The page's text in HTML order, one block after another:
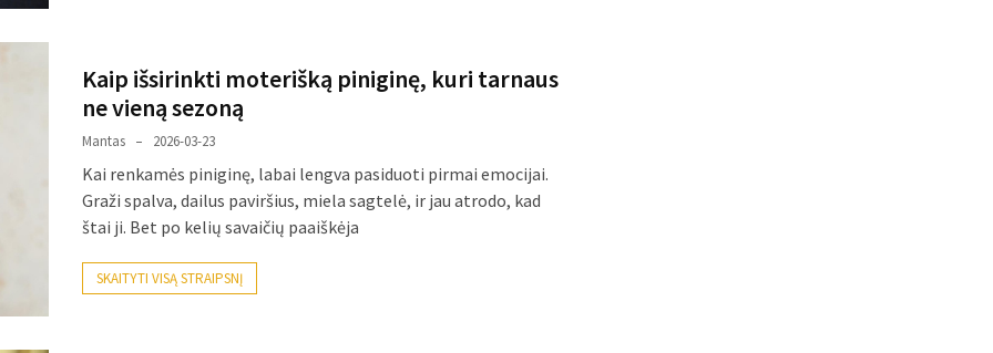
Kaip išsirinkti moterišką piniginę, kuri tarnaus
ne vieną sezoną
Mantas 2026-03-23
Kai renkamės piniginę, labai lengva pasiduoti pirmai emocijai.
Graži spalva, dailus paviršius, miela sagtelė, ir jau atrodo, kad
štai ji. Bet po kelių savaičių paaiškėja
SKAITYTI VISĄ STRAIPSNĮ